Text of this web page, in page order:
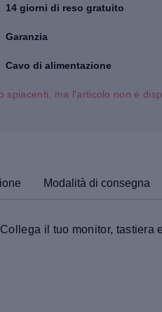
14 giorni di reso gratuito
Garanzia
Cavo di alimentazione
spiacenti, ma l'articolo non è
Modalità di consegna
il tuo monitor,